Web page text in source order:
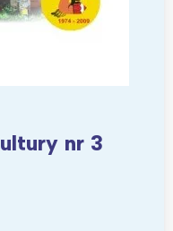
nr 3